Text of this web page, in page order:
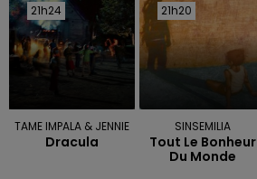
21h24
21h24
TAME IMPALA & JENNIE
Dracula
21h20
21h20
SINSEMILIA
Tout Le Bonheur
Du Monde